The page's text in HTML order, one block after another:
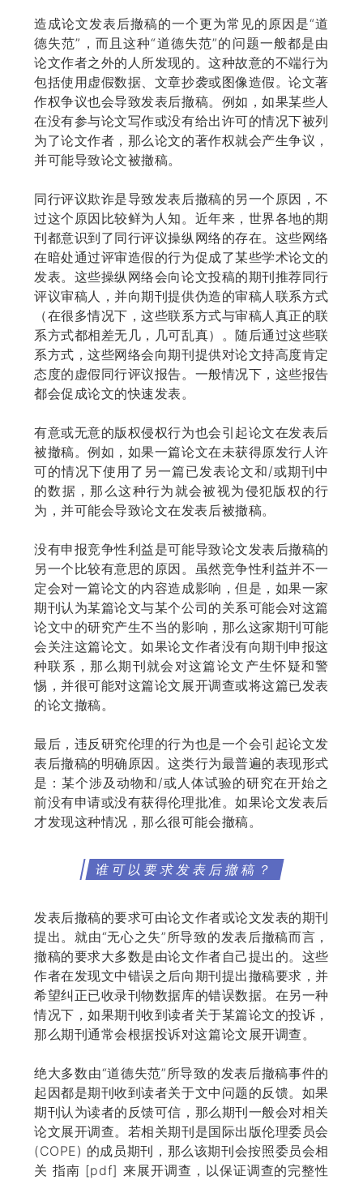
造成论文发表后撤稿的一个更为常见的原因是“道
德失范”，而且这种“道德失范”的问题一般都是由
论文作者之外的人所发现的。这种故意的不端行为
包括使用虚假数据、文章抄袭或图像造假。论文著
作权争议也会导致发表后撤稿。例如，如果某些人
在没有参与论文写作或没有给出许可的情况下被列
为了论文作者，那么论文的著作权就会产生争议，
并可能导致论文被撤稿。
同行评议欺诈是导致发表后撤稿的另一个原因，不
过这个原因比较鲜为人知。近年来，世界各地的期
刊都意识到了同行评议操纵网络的存在。这些网络
在暗处通过评审造假的行为促成了某些学术论文的
发表。这些操纵网络会向论文投稿的期刊推荐同行
评议审稿人，并向期刊提供伪造的审稿人联系方式
（在很多情况下，这些联系方式与审稿人真正的联
系方式都相差无几，几可乱真）。随后通过这些联
系方式，这些网络会向期刊提供对论文持高度肯定
态度的虚假同行评议报告。一般情况下，这些报告
都会促成论文的快速发表。
有意或无意的版权侵权行为也会引起论文在发表后
被撤稿。例如，如果一篇论文在未获得原发行人许
可的情况下使用了另一篇已发表论文和/或期刊中
的数据，那么这种行为就会被视为侵犯版权的行
为，并可能会导致论文在发表后被撤稿。
没有申报竞争性利益是可能导致论文发表后撤稿的
另一个比较有意思的原因。虽然竞争性利益并不一
定会对一篇论文的内容造成影响，但是，如果一家
期刊认为某篇论文与某个公司的关系可能会对这篇
论文中的研究产生不当的影响，那么这家期刊可能
会关注这篇论文。如果论文作者没有向期刊申报这
种联系，那么期刊就会对这篇论文产生怀疑和警
惕，并很可能对这篇论文展开调查或将这篇已发表
的论文撤稿。
最后，违反研究伦理的行为也是一个会引起论文发
表后撤稿的明确原因。这类行为最普遍的表现形式
是：某个涉及动物和/或人体试验的研究在开始之
前没有申请或没有获得伦理批准。如果论文发表后
才发现这种情况，那么很可能会撤稿。
谁可以要求发表后撤稿？
发表后撤稿的要求可由论文作者或论文发表的期刊
提出。就由“无心之失”所导致的发表后撤稿而言，
撤稿的要求大多数是由论文作者自己提出的。这些
作者在发现文中错误之后向期刊提出撤稿要求，并
希望纠正已收录刊物数据库的错误数据。在另一种
情况下，如果期刊收到读者关于某篇论文的投诉，
那么期刊通常会根据投诉对这篇论文展开调查。
绝大多数由“道德失范”所导致的发表后撤稿事件的
起因都是期刊收到读者关于文中问题的反馈。如果
期刊认为读者的反馈可信，那么期刊一般会对相关
论文展开调查。若相关期刊是国际出版伦理委员会
(COPE) 的成员期刊，那么该期刊会按照委员会相
关 指南 [pdf] 来展开调查，以保证调查的完整性